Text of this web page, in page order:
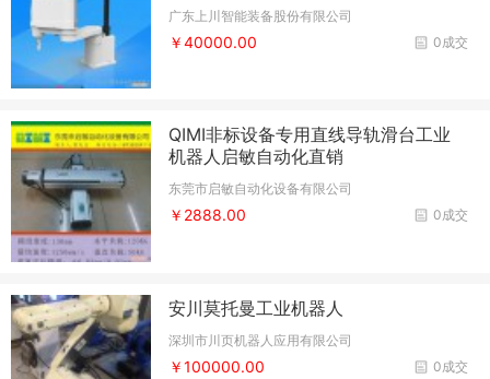
广东上川智能装备股份有限公司
0成交
￥40000.00
QIMI非标设备专用直线导轨滑台工业
机器人启敏自动化直销
东莞市启敏自动化设备有限公司
0成交
￥2888.00
安川莫托曼工业机器人
深圳市川页机器人应用有限公司
0成交
￥100000.00